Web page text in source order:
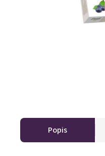
Popis